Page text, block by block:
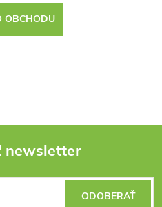
OBCHODU
newsletter
ODOBERAŤ